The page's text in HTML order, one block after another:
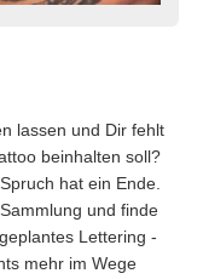
lassen und Dir fehlt
beinhalten soll?
hat ein Ende.
und finde
Lettering -
mehr im Wege